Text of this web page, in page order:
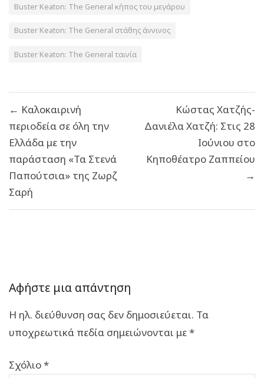
Buster Keaton: The General κήπος του μεγάρου
Buster Keaton: The General στάθης άννινος
Buster Keaton: The General ταινία
άρθρων
← Καλοκαιρινή
περιοδεία σε όλη την
Ελλάδα με την
παράσταση «Τα Στενά
Παπούτσια» της Ζωρζ
Σαρή
Κώστας Χατζής-
Δανιέλα Χατζή: Στις 28
Ιούνιου στο
Κηποθέατρο Ζαππείου
→
Αφήστε μια απάντηση
Η ηλ. διεύθυνση σας δεν δημοσιεύεται. Τα
υποχρεωτικά πεδία σημειώνονται με*
Σχόλιο*